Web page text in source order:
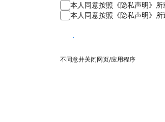
本人同意按照《隐私声明》所
本人同意按照《隐私声明》所
同意
不同意并关闭网页/应用程序